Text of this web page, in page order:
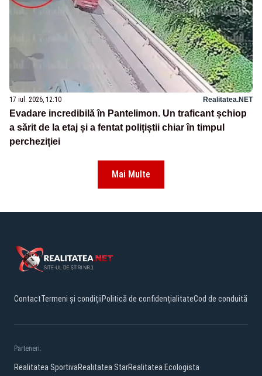
17 iul. 2026, 12:10 Realitatea.NET
Evadare incredibilă în Pantelimon. Un traficant șchiop
a sărit de la etaj și a fentat polițiștii chiar în timpul
percheziției
Mai Multe
ContactTermeni și condițiiPolitică de confidențialitateCod de conduită
Parteneri:
Realitatea SportivaRealitatea StarRealitatea Ecologista